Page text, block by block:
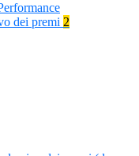
dei premi 2